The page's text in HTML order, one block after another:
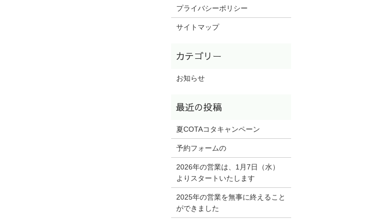
プライバシーポリシー
サイトマップ
お知らせ
夏COTAコタキャンペーン
予約フォームの
2026年の営業は、1月7日（水）
よりスタートいたします
2025年の営業を無事に終えること
ができました